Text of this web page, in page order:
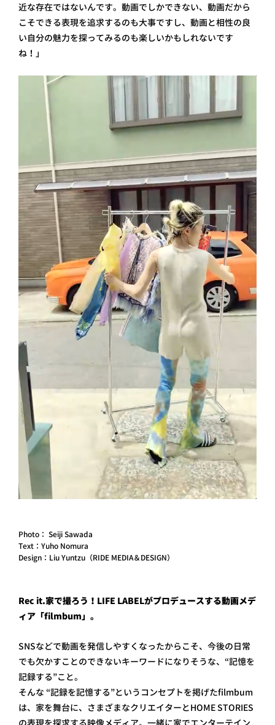
近な存在ではないんです。動画でしかできない、動画だから
こそできる表現を追求するのも大事ですし、動画と相性の良
い自分の魅力を探ってみるのも楽しいかもしれないです
ね！」
Photo： Seiji Sawada
Text：Yuho Nomura
Design：Liu Yuntzu（RIDE MEDIA＆DESIGN）
Rec it.家で撮ろう！LIFE LABELがプロデュースする動画メデ
ィア「filmbum」。
SNSなどで動画を発信しやすくなったからこそ、今後の日常
でも欠かすことのできないキーワードになりそうな、“記憶を
記録する”こと。
そんな “記録を記憶する”というコンセプトを掲げたfilmbum
は、家を舞台に、さまざまなクリエイターとHOME STORIES